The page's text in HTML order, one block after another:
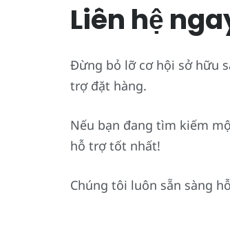
Liên hệ
Đừng bỏ lỡ cơ hội sở hữu
trợ đặt hàng.
Nếu bạn đang tìm kiếm
hỗ trợ tốt nhất!
Chúng tôi luôn sẵn sàng